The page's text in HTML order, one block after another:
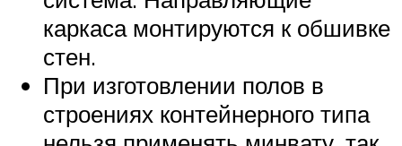
каркаса монтируются к обшивке
стен.
При изготовлении полов в
строениях контейнерного типа